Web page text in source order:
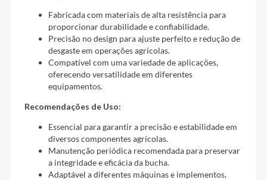
Fabricada com materiais de alta resistência para
proporcionar durabilidade e confiabilidade.
Precisão no design para ajuste perfeito e redução de
desgaste em operações agrícolas.
Compatível com uma variedade de aplicações,
oferecendo versatilidade em diferentes
equipamentos.
Recomendações de Uso:
Essencial para garantir a precisão e estabilidade em
diversos componentes agrícolas.
Manutenção periódica recomendada para preservar
a integridade e eficácia da bucha.
Adaptável a diferentes máquinas e implementos,